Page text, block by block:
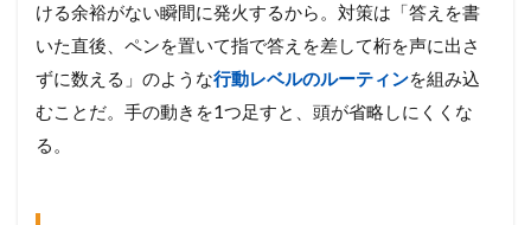
ける余裕がない瞬間に発火するから。対策は「答えを書
いた直後、ペンを置いて指で答えを差して桁を声に出さ
ずに数える」のような行動レベルのルーティンを組み込
むことだ。手の動きを1つ足すと、頭が省略しにくくな
る。